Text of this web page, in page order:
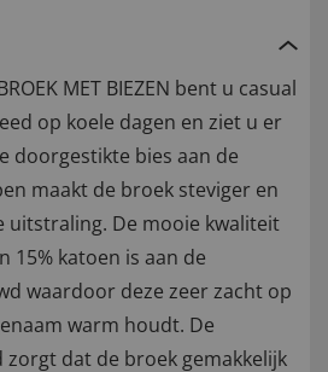
MET BIEZEN bent u casual
op koele dagen en ziet u er
doorgestikte bies aan de
maakt de broek steviger en
uitstraling. De mooie kwaliteit
15% katoen is aan de
waardoor deze zeer zacht op
warm houdt. De
zorgt dat de broek gemakkelijk